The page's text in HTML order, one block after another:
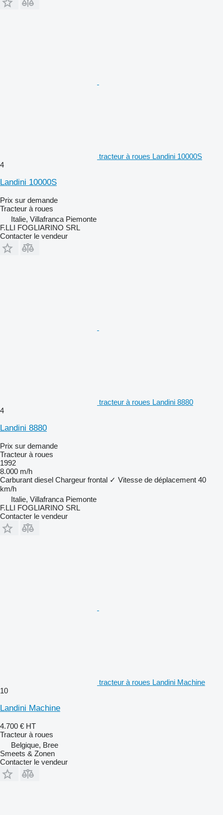
tracteur à roues Landini 10000S
4
Landini 10000S
Prix sur demande
Tracteur à roues
Italie, Villafranca Piemonte
F.LLI FOGLIARINO SRL
Contacter le vendeur
tracteur à roues Landini 8880
4
Landini 8880
Prix sur demande
Tracteur à roues
1992
8.000 m/h
Carburant diesel Chargeur frontal ✓ Vitesse de déplacement 40
km/h
Italie, Villafranca Piemonte
F.LLI FOGLIARINO SRL
Contacter le vendeur
tracteur à roues Landini Machine
10
Landini Machine
4.700 € HT
Tracteur à roues
Belgique, Bree
Smeets & Zonen
Contacter le vendeur